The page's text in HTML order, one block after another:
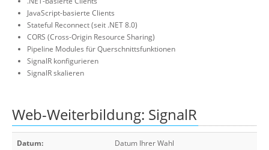
JavaScript-basierte Clients
Stateful Reconnect (seit .NET 8.0)
CORS (Cross-Origin Resource Sharing)
Pipeline Modules für Querschnittsfunktionen
SignalR konfigurieren
SignalR skalieren
Web-Weiterbildung: SignalR
Datum:
Datum Ihrer Wahl